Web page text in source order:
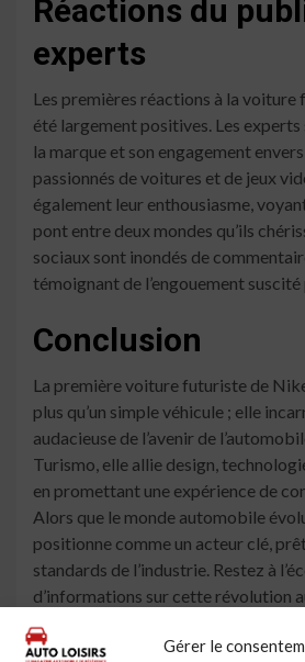
Gérer le
Réactions du
experts
Les premières réactions à la
été largement positives. Les experts
la marque et son engagement
passionnés de voitures et de jeux
également leur enthousiasme,
pont entre deux mondes qu’ils
sociaux sont inondés de
témoignant de l’engouement
Conclusion
La première voiture futuriste de
plus qu’un simple véhicule ; elle
audacieuse de l’avenir de
Turismo, elle allie design,
en promettant une expérience de
Alors que le monde automobile
positionne comme un acteur clé,
standards de l’industrie. Restez à
d’informations sur cette révolution
pourrait bien changer la donne.